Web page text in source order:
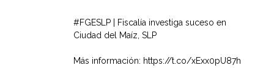
#FGESLP | Fiscalía investiga suceso en
Ciudad del Maíz, SLP
Más información: https://t.co/xExx0pU87h